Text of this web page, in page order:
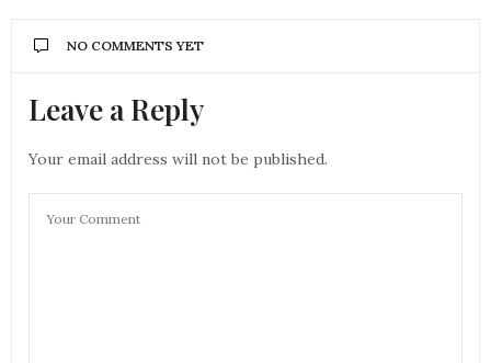
NO COMMENTS YET
Leave a Reply
Your email address will not be published.